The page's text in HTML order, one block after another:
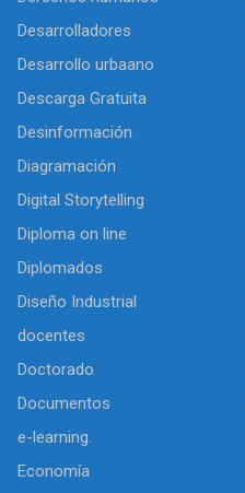
Desarrolladores
Desarrollo urbaano
Descarga Gratuita
Desinformación
Diagramación
Digital Storytelling
Diploma on line
Diplomados
Diseño Industrial
docentes
Doctorado
Documentos
e-learning.
Economía